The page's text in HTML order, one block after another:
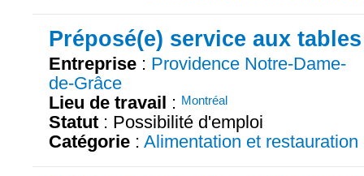
Préposé(e) service aux tables
Entreprise : Providence Notre-Dame-
de-Grâce
Lieu de travail : Montréal
Statut : Possibilité d'emploi
Catégorie : Alimentation et restauration